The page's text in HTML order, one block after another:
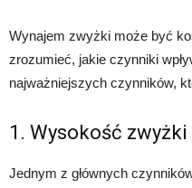
Wynajem zwyżki może być
zrozumieć, jakie czynniki
najważniejszych czynników,
1. Wysokość zwyżki
Jednym z głównych